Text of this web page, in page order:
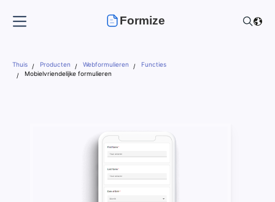
Formize
Thuis Producten Webformulieren
Functies
Mobielvriendelijke formulieren